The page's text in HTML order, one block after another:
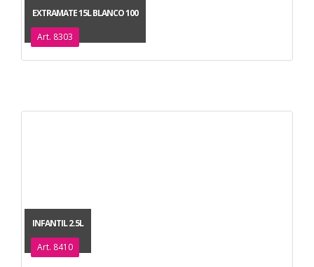
EXTRAMATE 15L BLANCO 100
Art. 8303
INFANTIL 2.5L
Art. 8410